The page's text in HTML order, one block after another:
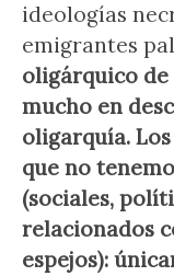
ideologías
emigrantes
oligárquico
mucho en
oligarquía.
que no
(sociales,
relacionados
espejos):